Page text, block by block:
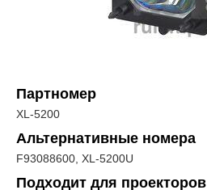
Партномер
XL-5200
Альтернативные номера
F93088600, XL-5200U
Подходит для проекторов